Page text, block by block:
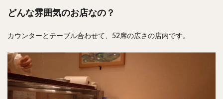
どんな雰囲気のお店なの？
カウンターとテーブル合わせて、52席の広さの店内です。